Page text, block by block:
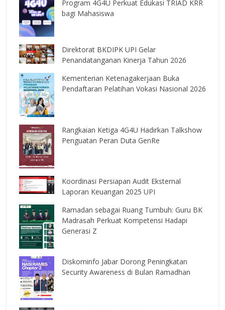
Program 4G4U Perkuat Edukasi TRIAD KRR
bagi Mahasiswa
Direktorat BKDIPK UPI Gelar
Penandatanganan Kinerja Tahun 2026
Kementerian Ketenagakerjaan Buka
Pendaftaran Pelatihan Vokasi Nasional 2026
Rangkaian Ketiga 4G4U Hadirkan Talkshow
Penguatan Peran Duta GenRe
Koordinasi Persiapan Audit Eksternal
Laporan Keuangan 2025 UPI
Ramadan sebagai Ruang Tumbuh: Guru BK
Madrasah Perkuat Kompetensi Hadapi
Generasi Z
Diskominfo Jabar Dorong Peningkatan
Security Awareness di Bulan Ramadhan